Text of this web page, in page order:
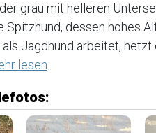
grau mit helleren
Spitzhund, dessen hohes
als Jagdhund arbeitet,
lesen